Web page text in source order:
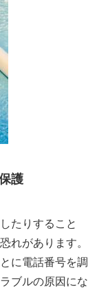
護
たりすること
れがあります。
に電話番号を調
ブルの原因にな